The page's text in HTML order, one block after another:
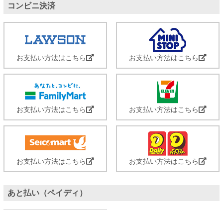
コンビニ決済
お支払い方法はこちら お支払い方法はこちら
お支払い方法はこちら お支払い方法はこちら
お支払い方法はこちら お支払い方法はこちら
あと払い（ペイディ）